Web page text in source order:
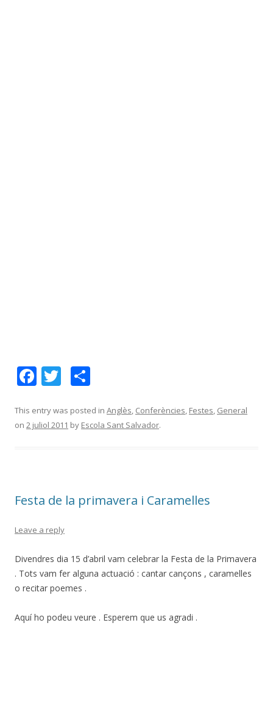
F
e
b
k
T
itt
er
m
p
ix
This entry was posted in Anglès, Conferències, Festes, General
on 2 juliol 2011 by Escola Sant Salvador.
Festa de la primavera i Caramelles
Leave a reply
Divendres dia 15 d’abril vam celebrar la Festa de la Primavera
. Tots vam fer alguna actuació : cantar cançons , caramelles
o recitar poemes .
Aquí ho podeu veure . Esperem que us agradi .